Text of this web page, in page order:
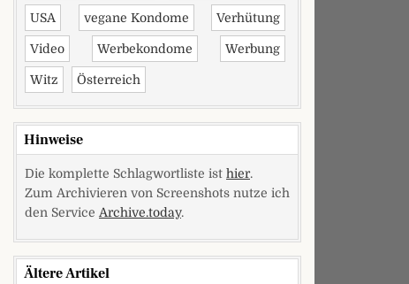
USA vegane Kondome Verhütung
Video Werbekondome Werbung
Witz Österreich
Hinweise
Die komplette Schlagwortliste ist hier.
Zum Archivieren von Screenshots nutze ich
den Service Archive.today.
Ältere Artikel